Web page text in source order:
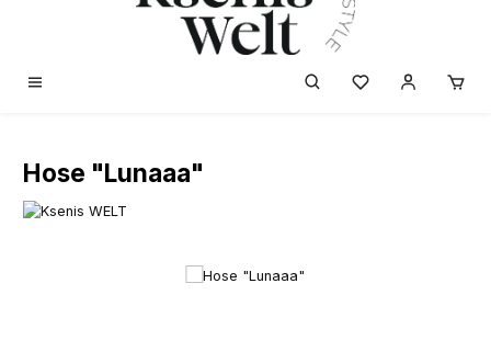
Du hast 0
Hose "Lunaaa"